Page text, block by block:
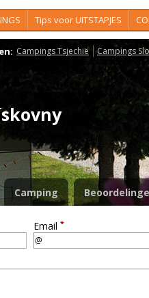
Tips voor UITSTAPJES
Campings Tsjechië Campings
Camping
Email *